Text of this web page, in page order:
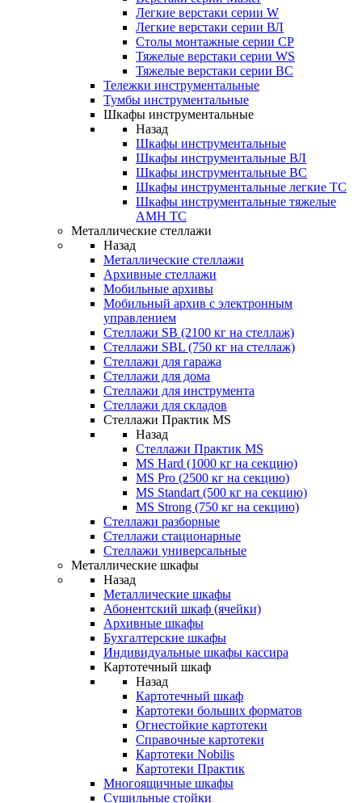
Легкие верстаки серии W
Легкие верстаки серии ВЛ
Столы монтажные серии СР
Тяжелые верстаки серии WS
Тяжелые верстаки серии ВС
Тележки инструментальные
Тумбы инструментальные
Шкафы инструментальные
Назад
Шкафы инструментальные
Шкафы инструментальные ВЛ
Шкафы инструментальные ВС
Шкафы инструментальные легкие ТС
Шкафы инструментальные тяжелые
AMH TC
Металлические стеллажи
Назад
Металлические стеллажи
Архивные стеллажи
Мобильные архивы
Мобильный архив с электронным
управлением
Стеллажи SB (2100 кг на стеллаж)
Стеллажи SBL (750 кг на стеллаж)
Стеллажи для гаража
Стеллажи для дома
Стеллажи для инструмента
Стеллажи для складов
Стеллажи Практик MS
Назад
Стеллажи Практик MS
MS Hard (1000 кг на секцию)
MS Pro (2500 кг на секцию)
MS Standart (500 кг на секцию)
MS Strong (750 кг на секцию)
Стеллажи разборные
Стеллажи стационарные
Стеллажи универсальные
Металлические шкафы
Назад
Металлические шкафы
Абонентский шкаф (ячейки)
Архивные шкафы
Бухгалтерские шкафы
Индивидуальные шкафы кассира
Картотечный шкаф
Назад
Картотечный шкаф
Картотеки больших форматов
Огнестойкие картотеки
Справочные картотеки
Картотеки Nobilis
Картотеки Практик
Многоящичные шкафы
Сушильные стойки